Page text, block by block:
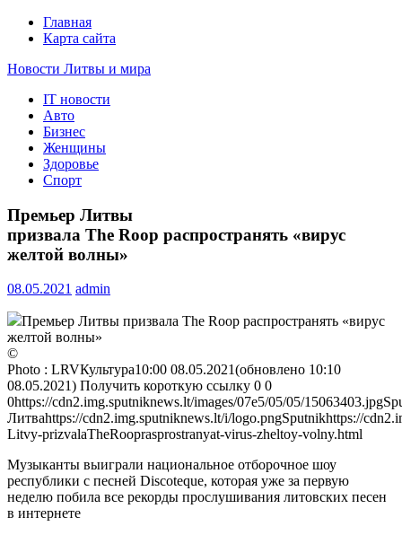
Главная
Карта сайта
Новости Литвы и мира
Свежие события и главные новости часа Литвы и мира на
портале EUROLITVA.RU
IT новости
Авто
Бизнес
Женщины
Здоровье
Спорт
Премьер Литвы
призвала The Roop распространять «вирус
желтой волны»
08.05.2021 admin
Премьер Литвы призвала The Roop распространять «вирус
желтой волны»
©
Photo : LRVКультура10:00 08.05.2021(обновлено 10:10
08.05.2021) Получить короткую ссылку 0 0
0https://cdn2.img.sputniknews.lt/images/07e5/05/05/
Литваhttps://cdn2.img.sputniknews.lt/i/logo.pngSputnikhttps://
Litvy-prizvalaTheRooprasprostranyat-virus-zheltoy-volny.html
Музыканты выиграли национальное отборочное шоу
республики с песней Discoteque, которая уже за первую
неделю побила все рекорды прослушивания литовских песен
в интернете